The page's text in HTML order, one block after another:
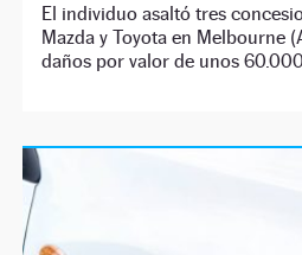
El individuo asaltó tres
Mazda y Toyota en Melbourne
daños por valor de unos